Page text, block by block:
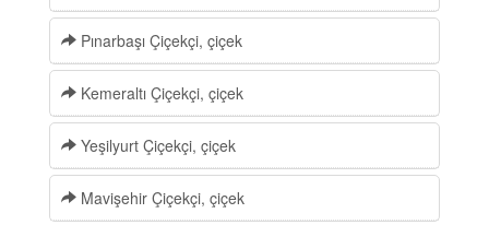
Pınarbaşı Çiçekçi, çiçek
Kemeraltı Çiçekçi, çiçek
Yeşilyurt Çiçekçi, çiçek
Mavişehir Çiçekçi, çiçek